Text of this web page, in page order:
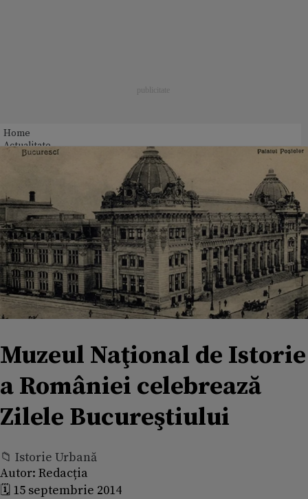
Home
Actualitate
Muzeul Naţional de Istorie
a României celebrează
Zilele Bucureştiului
📁 Istorie Urbană
Autor: Redacția
🗓️ 15 septembrie 2014